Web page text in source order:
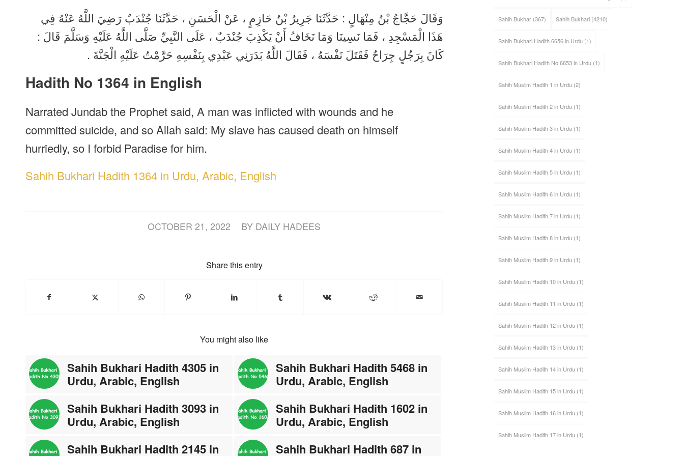
وَقَالَ حَجَّاجُ بْنُ مِنْهَالٍ : حَدَّثَنَا جَرِيرُ بْنُ حَازِمٍ ، عَنْ الْحَسَنِ ، حَدَّثَنَا جُنْدَبٌ رَضِيَ اللَّهُ عَنْهُ فِي
هَذَا الْمَسْجِدِ ، فَمَا نَسِينَا وَمَا نَخَافُ أَنْ يَكْذِبَ جُنْدَبٌ ، عَلَى النَّبِيِّ صَلَّى اللَّهُ عَلَيْهِ وَسَلَّمَ قَالَ :
كَانَ بِرَجُلٍ جِرَاحٌ فَقَتَلَ نَفْسَهُ ، فَقَالَ اللَّهُ بَدَرَنِي عَبْدِي بِنَفْسِهِ حَرَّمْتُ عَلَيْهِ الْجَنَّةَ .
Hadith No 1364 in English
Narrated Jundab the Prophet said, A man was inflicted with wounds and he
committed suicide, and so Allah said: My slave has caused death on himself
hurriedly, so I forbid Paradise for him.
Sahih Bukhari Hadith 1364 in Urdu, Arabic, English
OCTOBER 21, 2022
/ BY DAILY HADEES
Share this entry
You might also like
Sahih Bukhari Hadith 4305 in
Urdu, Arabic, English
Sahih Bukhari Hadith 5468 in
Urdu, Arabic, English
Sahih Bukhari Hadith 3093 in
Urdu, Arabic, English
Sahih Bukhari Hadith 1602 in
Urdu, Arabic, English
Sahih Bukhari Hadith 2145 in
Sahih Bukhari Hadith 687 in
Sahih Bukhar(367) Sahih Bukhari(4210)
Sahih Bukhari Hadith 6656 in Urdu(1)
Sahih Bukhari Hadith No 6653 in Urdu(1)
Sahih Muslim Hadith 1 in Urdu(2)
Sahih Muslim Hadith 2 in Urdu(1)
Sahih Muslim Hadith 3 in Urdu(1)
Sahih Muslim Hadith 4 in Urdu(1)
Sahih Muslim Hadith 5 in Urdu(1)
Sahih Muslim Hadith 6 in Urdu(1)
Sahih Muslim Hadith 7 in Urdu(1)
Sahih Muslim Hadith 8 in Urdu(1)
Sahih Muslim Hadith 9 in Urdu(1)
Sahih Muslim Hadith 10 in Urdu(1)
Sahih Muslim Hadith 11 in Urdu(1)
Sahih Muslim Hadith 12 in Urdu(1)
Sahih Muslim Hadith 13 in Urdu(1)
Sahih Muslim Hadith 14 in Urdu(1)
Sahih Muslim Hadith 15 in Urdu(1)
Sahih Muslim Hadith 16 in Urdu(1)
Sahih Muslim Hadith 17 in Urdu(1)